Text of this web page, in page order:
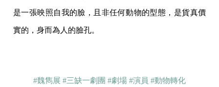
是一張映照自我的臉，且非任何動物的型態，是貨真價
實的，身而為人的臉孔。
#魏雋展 #三缺一劇團 #劇場 #演員 #動物轉化